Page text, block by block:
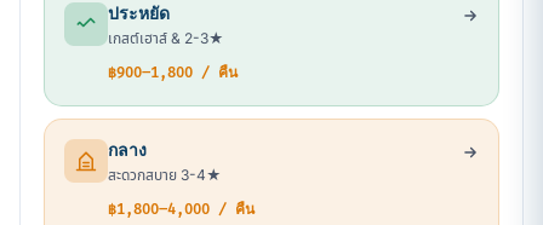
ประหยัด
เกสต์เฮาส์ & 2-3★
฿900–1,800 / คืน
กลาง
สะดวกสบาย 3-4★
฿1,800–4,000 / คืน